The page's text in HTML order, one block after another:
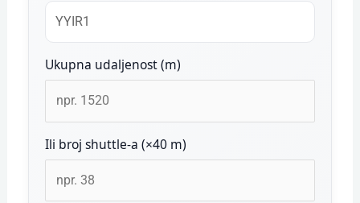
Ukupna udaljenost (m)
Ili broj shuttle-a (×40 m)